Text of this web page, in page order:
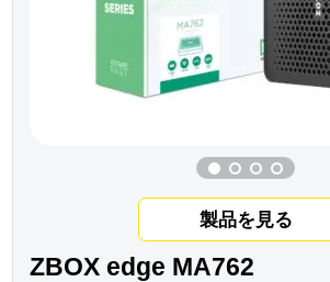
製品を見る
ZBOX edge MA762